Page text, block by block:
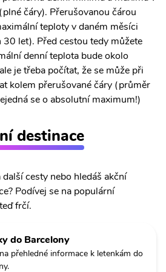
čáry). Přerušovanou čárou
teploty v daném měsíci
let). Před cestou tedy můžete
denní teplota bude okolo
je třeba počítat, že se může při
kolem přerušované čáry (průměr
se o absolutní maximum!)
destinace
cesty nebo hledáš akční
Podívej se na populární
frčí.
do Barcelony
přehledné informace k letenkám do